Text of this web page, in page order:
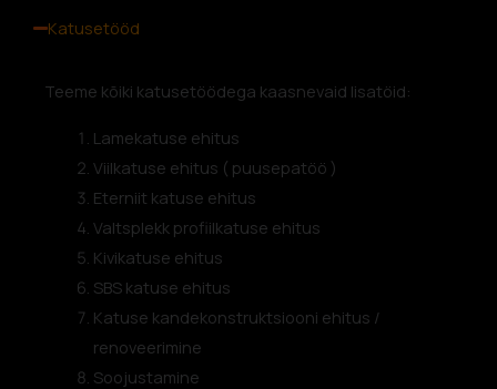
Katusetööd
Teeme kõiki katusetöödega kaasnevaid lisatöid:
Lamekatuse ehitus
Viilkatuse ehitus ( puusepatöö )
Eterniit katuse ehitus
Valtsplekk profiilkatuse ehitus
Kivikatuse ehitus
SBS katuse ehitus
Katuse kandekonstruktsiooni ehitus /
renoveerimine
Soojustamine